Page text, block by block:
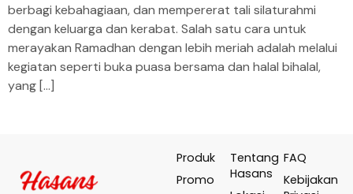
berbagi kebahagiaan, dan mempererat tali silaturahmi
dengan keluarga dan kerabat. Salah satu cara untuk
merayakan Ramadhan dengan lebih meriah adalah melalui
kegiatan seperti buka puasa bersama dan halal bihalal,
yang […]
Produk
Promo
Tentang
Hasans
FAQ
Kebijakan